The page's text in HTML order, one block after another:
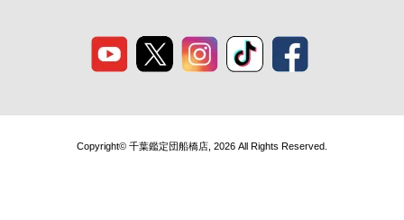
Copyright© 千葉鑑定団船橋店, 2026 All Rights Reserved.